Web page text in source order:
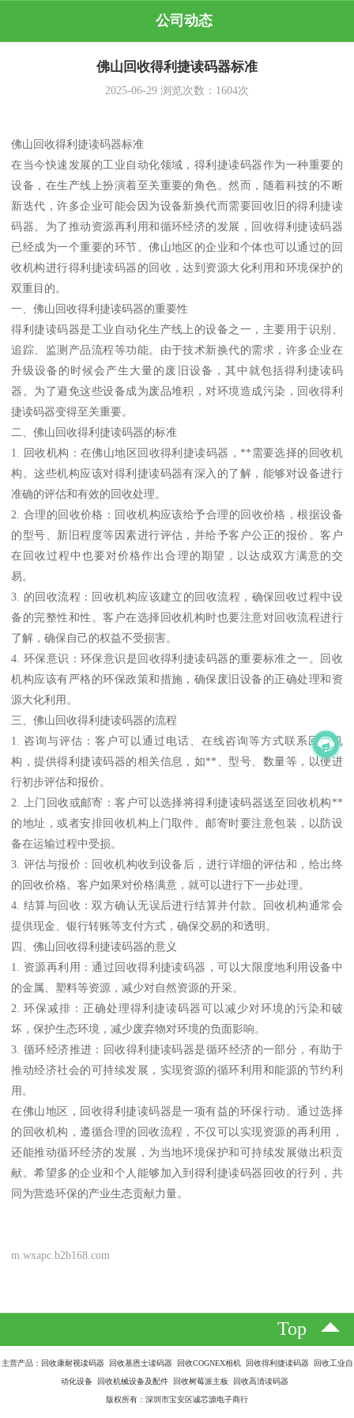
公司动态
佛山回收得利捷读码器标准
2025-06-29 浏览次数： 1604次
佛山回收得利捷读码器标准
在当今快速发展的工业自动化领域，得利捷读码器作为一种重要的
设备，在生产线上扮演着至关重要的角色。然而，随着科技的不断
新迭代，许多企业可能会因为设备新换代而需要回收旧的得利捷读
码器。为了推动资源再利用和循环经济的发展，回收得利捷读码器
已经成为一个重要的环节。佛山地区的企业和个体也可以通过的回
收机构进行得利捷读码器的回收，达到资源大化利用和环境保护的
双重目的。
一、佛山回收得利捷读码器的重要性
得利捷读码器是工业自动化生产线上的设备之一，主要用于识别、
追踪、监测产品流程等功能。由于技术新换代的需求，许多企业在
升级设备的时候会产生大量的废旧设备，其中就包括得利捷读码
器。为了避免这些设备成为废品堆积，对环境造成污染，回收得利
捷读码器变得至关重要。
二、佛山回收得利捷读码器的标准
1. 回收机构：在佛山地区回收得利捷读码器，**需要选择的回收机
构。这些机构应该对得利捷读码器有深入的了解，能够对设备进行
准确的评估和有效的回收处理。
2. 合理的回收价格：回收机构应该给予合理的回收价格，根据设备
的型号、新旧程度等因素进行评估，并给予客户公正的报价。客户
在回收过程中也要对价格作出合理的期望，以达成双方满意的交
易。
3. 的回收流程：回收机构应该建立的回收流程，确保回收过程中设
备的完整性和性。客户在选择回收机构时也要注意对回收流程进行
了解，确保自己的权益不受损害。
4. 环保意识：环保意识是回收得利捷读码器的重要标准之一。回收
机构应该有严格的环保政策和措施，确保废旧设备的正确处理和资
源大化利用。
三、佛山回收得利捷读码器的流程
1. 咨询与评估：客户可以通过电话、在线咨询等方式联系回收机
构，提供得利捷读码器的相关信息，如**、型号、数量等，以便进
行初步评估和报价。
2. 上门回收或邮寄：客户可以选择将得利捷读码器送至回收机构**
的地址，或者安排回收机构上门取件。邮寄时要注意包装，以防设
备在运输过程中受损。
3. 评估与报价：回收机构收到设备后，进行详细的评估和，给出终
的回收价格。客户如果对价格满意，就可以进行下一步处理。
4. 结算与回收：双方确认无误后进行结算并付款。回收机构通常会
提供现金、银行转账等支付方式，确保交易的和透明。
四、佛山回收得利捷读码器的意义
1. 资源再利用：通过回收得利捷读码器，可以大限度地利用设备中
的金属、塑料等资源，减少对自然资源的开采。
2. 环保减排：正确处理得利捷读码器可以减少对环境的污染和破
坏，保护生态环境，减少废弃物对环境的负面影响。
3. 循环经济推进：回收得利捷读码器是循环经济的一部分，有助于
推动经济社会的可持续发展，实现资源的循环利用和能源的节约利
用。
在佛山地区，回收得利捷读码器是一项有益的环保行动。通过选择
的回收机构，遵循合理的回收流程，不仅可以实现资源的再利用，
还能推动循环经济的发展，为当地环境保护和可持续发展做出积贡
献。希望多的企业和个人能够加入到得利捷读码器回收的行列，共
同为营造环保的产业生态贡献力量。
m.wxapc.b2b168.com
Top
主营产品：回收康耐视读码器 回收基恩士读码器 回收COGNEX相机 回收得利捷读码器 回收工业自
动化设备 回收机械设备及配件 回收树莓派主板 回收高清读码器
版权所有：深圳市宝安区诚芯源电子商行